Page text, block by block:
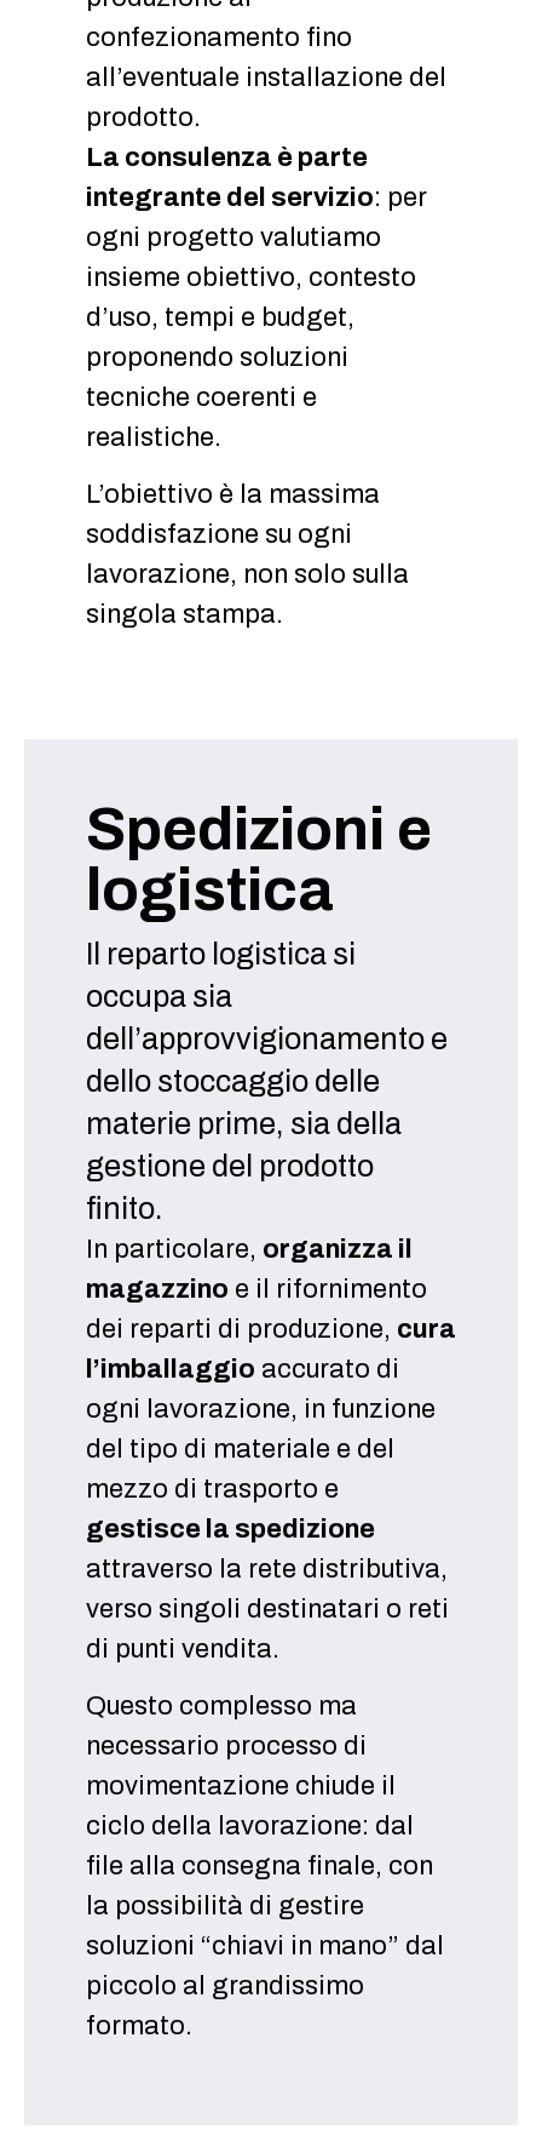
confezionamento fino
all’eventuale installazione del
prodotto.
La consulenza è parte
integrante del servizio: per
ogni progetto valutiamo
insieme obiettivo, contesto
d’uso, tempi e budget,
proponendo soluzioni
tecniche coerenti e
realistiche.
L’obiettivo è la massima
soddisfazione su ogni
lavorazione, non solo sulla
singola stampa.
Spedizioni e
logistica
Il reparto logistica si
occupa sia
dell’approvvigionamento e
dello stoccaggio delle
materie prime, sia della
gestione del prodotto
finito.
In particolare, organizza il
magazzino e il rifornimento
dei reparti di produzione, cura
l’imballaggio accurato di
ogni lavorazione, in funzione
del tipo di materiale e del
mezzo di trasporto e
gestisce la spedizione
attraverso la rete distributiva,
verso singoli destinatari o reti
di punti vendita.
Questo complesso ma
necessario processo di
movimentazione chiude il
ciclo della lavorazione: dal
file alla consegna finale, con
la possibilità di gestire
soluzioni “chiavi in mano” dal
piccolo al grandissimo
formato.